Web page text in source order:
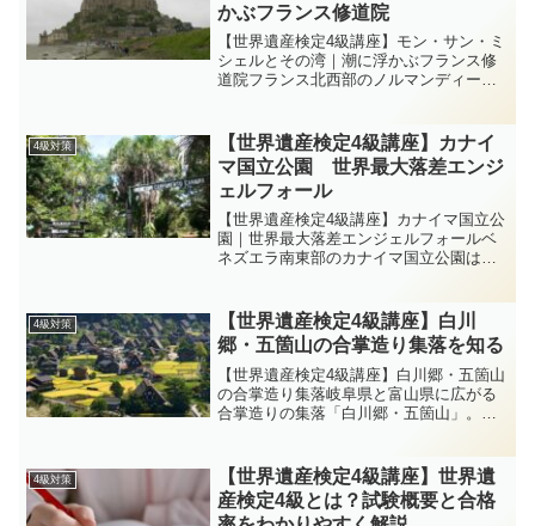
かぶフランス修道院
【世界遺産検定4級講座】モン・サン・ミ
シェルとその湾｜潮に浮かぶフランス修
道院フランス北西部のノルマンディー地
干満差がつくる“海に浮かぶ聖域”の景観で
知られます。4級で...
4級対策
【世界遺産検定4級講座】カナイ
マ国立公園 世界最大落差エンジ
ェルフォール
【世界遺産検定4級講座】カナイマ国立公
園｜世界最大落差エンジェルフォールベ
ネズエラ南東部のカナイマ国立公園は、
もアウヤンテプイの断崖から一気に落下
するエンジェルフ...
4級対策
【世界遺産検定4級講座】白川
郷・五箇山の合掌造り集落を知る
【世界遺産検定4級講座】白川郷・五箇山
の合掌造り集落岐阜県と富山県に広がる
合掌造りの集落「白川郷・五箇山」。豪
1995年に世界文化遺産に登録され、日本
の原風景とも呼ばれる...
4級対策
【世界遺産検定4級講座】世界遺
産検定4級とは？試験概要と合格